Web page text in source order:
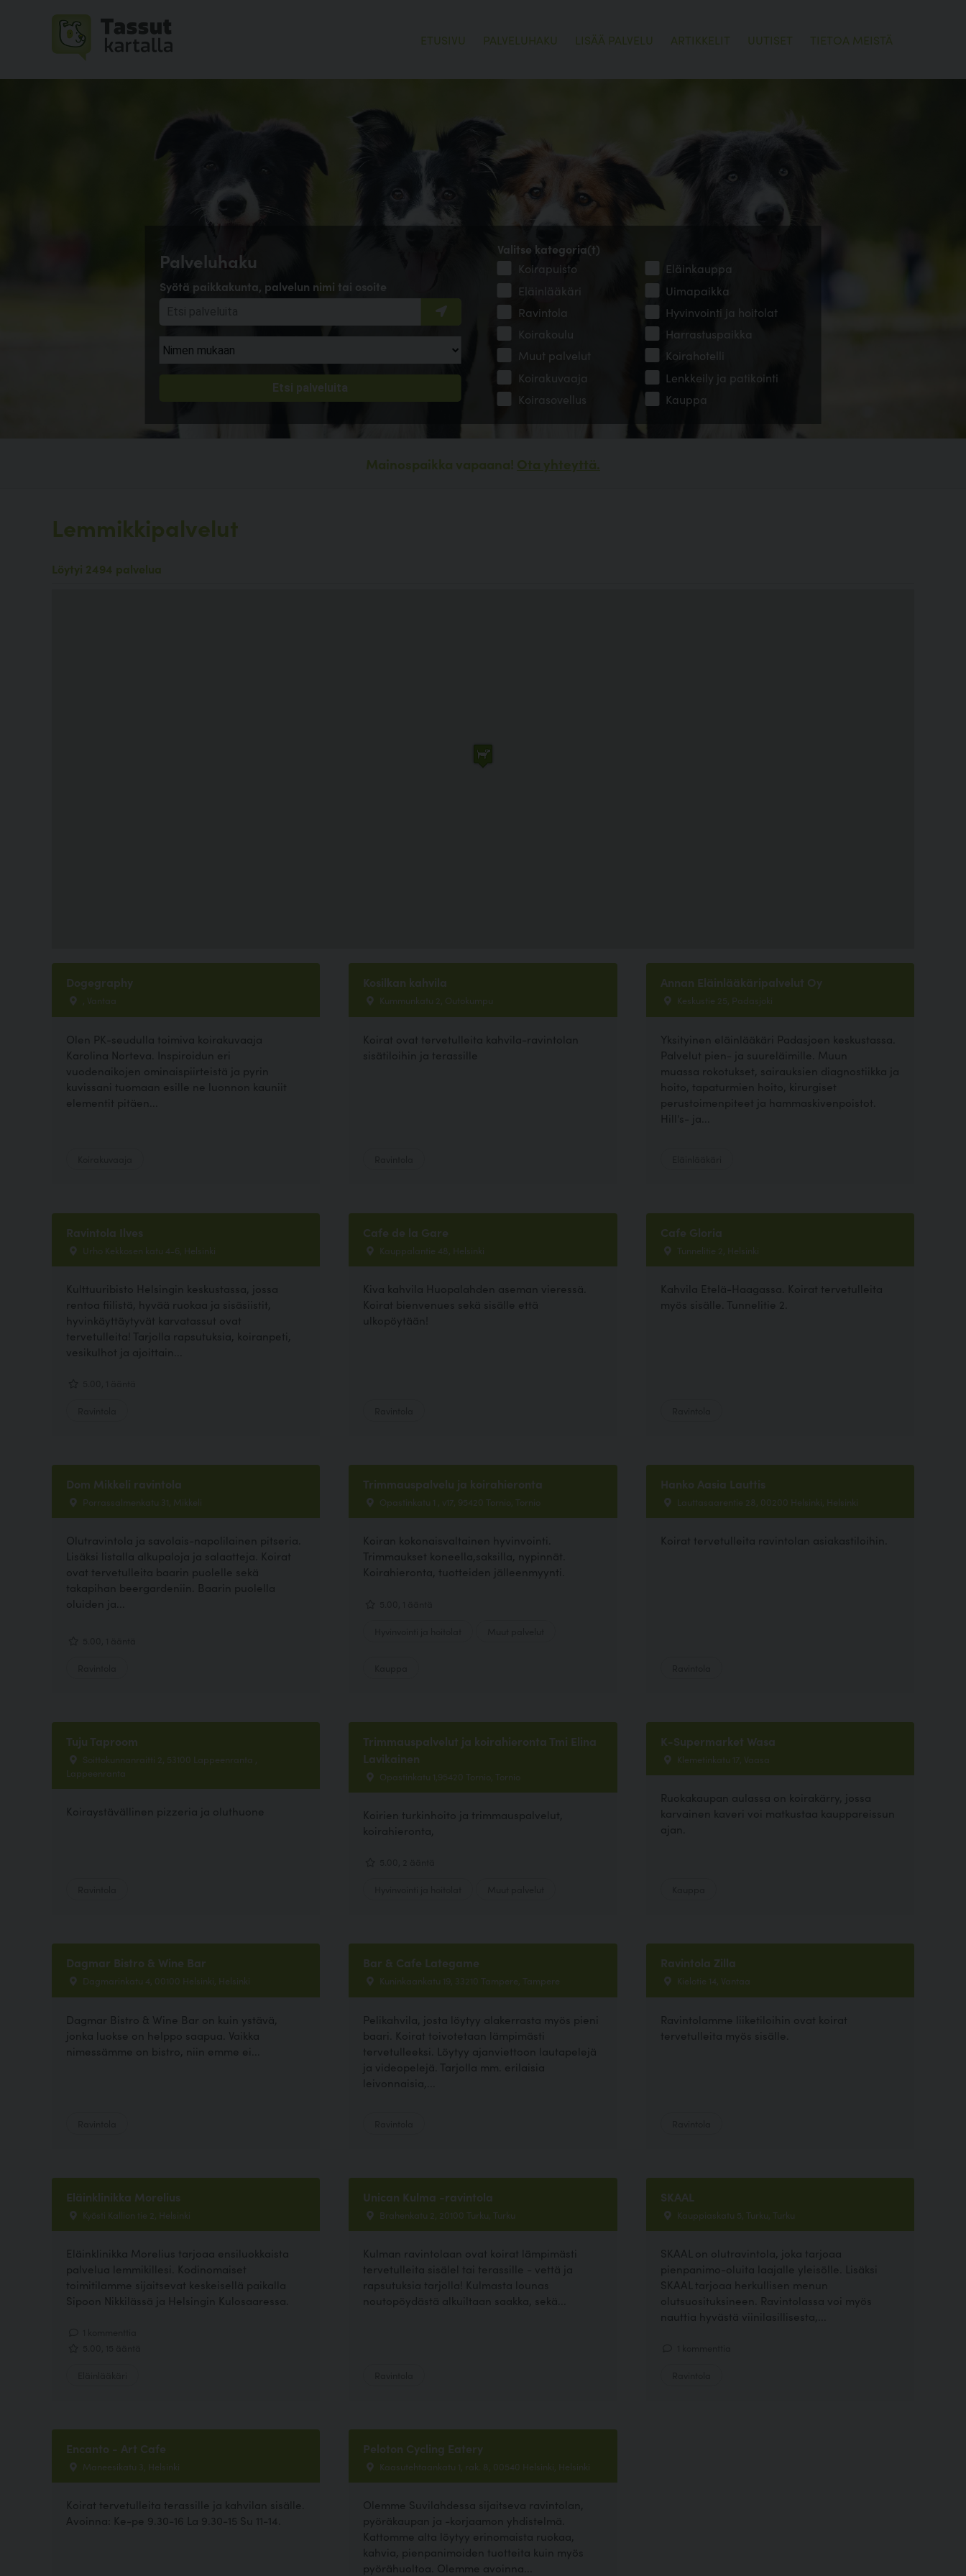
ETUSIVU PALVELUHAKU LISÄÄ PALVELU ARTIKKELIT UUTISET TIETOA MEISTÄ
Palveluhaku
Syötä paikkakunta, palvelun nimi tai osoite
Valitse kategoria(t)
Koirapuisto
Eläinkauppa
Eläinlääkäri
Uimapaikka
Ravintola
Hyvinvointi ja hoitolat
Koirakoulu
Harrastuspaikka
Muut palvelut
Koirahotelli
Koirakuvaaja
Lenkkeily ja patikointi
Koirasovellus
Kauppa
Mainospaikka vapaana! Ota yhteyttä.
Lemmikkipalvelut
Löytyi 2494 palvelua
Dogegraphy
, Vantaa
Olen PK-seudulla toimiva koirakuvaaja
Karolina Norteva. Inspiroidun eri
vuodenaikojen ominaispiirteistä ja pyrin
kuvissani tuomaan esille ne luonnon kauniit
elementit pitäen...
Kosilkan kahvila
Kummunkatu 2, Outokumpu
Koirat ovat tervetulleita kahvila-ravintolan
sisätiloihin ja terassille
Annan Eläinlääkäripalvelut Oy
Keskustie 25, Padasjoki
Yksityinen eläinlääkäri Padasjoen keskustassa.
Palvelut pien- ja suureläimille. Muun
muassa rokotukset, sairauksien diagnostiikka ja
hoito, tapaturmien hoito, kirurgiset
perustoimenpiteet ja hammaskivenpoistot.
Hill's- ja...
Ravintola Ilves
Urho Kekkosen katu 4-6, Helsinki
Kulttuuribisto Helsingin keskustassa, jossa
rentoa fiilistä, hyvää ruokaa ja sisäsiistit,
hyvinkäyttäytyvät karvatassut ovat
tervetulleita! Tarjolla rapsutuksia, koiranpeti,
vesikulhot ja ajoittain...
Cafe de la Gare
Kauppalantie 48, Helsinki
Kiva kahvila Huopalahden aseman vieressä.
Koirat bienvenues sekä sisälle että
ulkopöytään!
Cafe Gloria
Tunnelitie 2, Helsinki
Kahvila Etelä-Haagassa. Koirat tervetulleita
myös sisälle. Tunnelitie 2.
Dom Mikkeli ravintola
Porrassalmenkatu 31, Mikkeli
Olutravintola ja savolais-napolilainen pitseria.
Lisäksi listalla alkupaloja ja salaatteja. Koirat
ovat tervetulleita baarin puolelle sekä
takapihan beergardeniin. Baarin puolella
oluiden ja...
Trimmauspalvelu ja koirahieronta
Opastinkatu 1 , v17, 95420 Tornio, Tornio
Koiran kokonaisvaltainen hyvinvointi.
Trimmaukset koneella,saksilla, nypinnät.
Koirahieronta, tuotteiden jälleenmyynti.
Hanko Aasia Lauttis
Lauttasaarentie 28, 00200 Helsinki, Helsinki
Koirat tervetulleita ravintolan asiakastiloihin.
Tuju Taproom
Soittokunnanraitti 2, 53100 Lappeenranta ,
Lappeenranta
Koiraystävällinen pizzeria ja oluthuone
Trimmauspalvelut ja koirahieronta Tmi Elina
Lavikainen
Opastinkatu 1,95420 Tornio, Tornio
Koirien turkinhoito ja trimmauspalvelut,
koirahieronta,
K-Supermarket Wasa
Klemetinkatu 17, Vaasa
Ruokakaupan aulassa on koirakärry, jossa
karvainen kaveri voi matkustaa kauppareissun
ajan.
Dagmar Bistro & Wine Bar
Dagmarinkatu 4, 00100 Helsinki, Helsinki
Dagmar Bistro & Wine Bar on kuin ystävä,
jonka luokse on helppo saapua. Vaikka
nimessämme on bistro, niin emme ei...
Bar & Cafe Lategame
Kuninkaankatu 19, 33210 Tampere, Tampere
Pelikahvila, josta löytyy alakerrasta myös pieni
baari. Koirat toivotetaan lämpimästi
tervetulleeksi. Löytyy ajanviettoon lautapelejä
ja videopelejä. Tarjolla mm. erilaisia
leivonnaisia,...
Ravintola Zilla
Kielotie 14, Vantaa
Ravintolamme liiketiloihin ovat koirat
tervetulleita myös sisälle.
Eläinklinikka Morelius
Kyösti Kallion tie 2, Helsinki
Eläinklinikka Morelius tarjoaa ensiluokkaista
palvelua lemmikillesi. Kodinomaiset
toimitilamme sijaitsevat keskeisellä paikalla
Sipoon Nikkilässä ja Helsingin Kulosaaressa.
Unican Kulma -ravintola
Brahenkatu 2, 20100 Turku, Turku
Kulman ravintolaan ovat koirat lämpimästi
tervetulleita sisälel tai terassille - vettä ja
rapsutuksia tarjolla! Kulmasta lounas
noutopöydästä alkuiltaan saakka, sekä...
SKAAL
Kauppiaskatu 5, Turku, Turku
SKAAL on olutravintola, joka tarjoaa
pienpanimo-oluita laajalle yleisölle. Lisäksi
SKAAL tarjoaa herkullisen menun
olutsuosituksineen. Ravintolassa voi myös
nauttia hyvästä viinilasillisesta,...
Encanto - Art Cafe
Maneesikatu 3, Helsinki
Koirat tervetulleita terassille ja kahvilan sisälle.
Avoinna: Ke-pe 9.30-16 La 9.30-15 Su 11-14.
Peloton Cycling Eatery
Kaasutehtaankatu 1, rak. 8, 00540 Helsinki, Helsinki
Olemme Suvilahdessa sijaitseva ravintolan,
pyöräkaupan ja -korjaamon yhdistelmä.
Kattomme alta löytyy erinomaista ruokaa,
kahvia, pienpanimoiden tuotteita kuin myös
pyörähuoltoa. Olemme avoinna...